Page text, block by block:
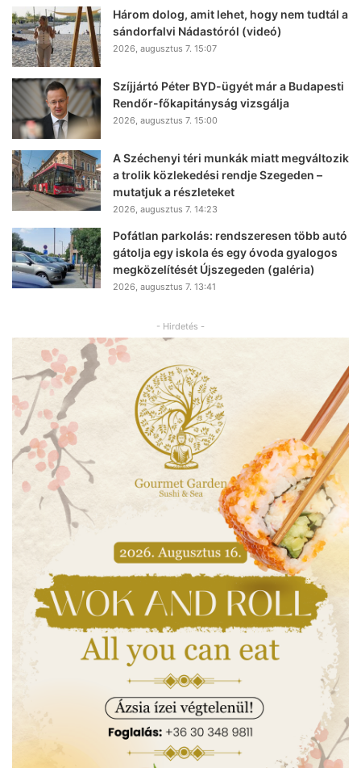
Három dolog, amit lehet, hogy nem tudtál a
sándorfalvi Nádastóról (videó)
2026, augusztus 7. 15:07
Szíjjártó Péter BYD-ügyét már a Budapesti
Rendőr-főkapitányság vizsgálja
2026, augusztus 7. 15:00
A Széchenyi téri munkák miatt megváltozik
a trolik közlekedési rendje Szegeden –
mutatjuk a részleteket
2026, augusztus 7. 14:23
Pofátlan parkolás: rendszeresen több autó
gátolja egy iskola és egy óvoda gyalogos
megközelítését Újszegeden (galéria)
2026, augusztus 7. 13:41
- Hirdetés -